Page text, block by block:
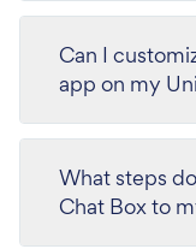
Can I
app on my
What steps
Chat Box to